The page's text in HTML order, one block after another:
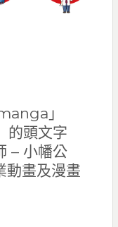
」
的頭文字
– 小幡公
動畫及漫畫